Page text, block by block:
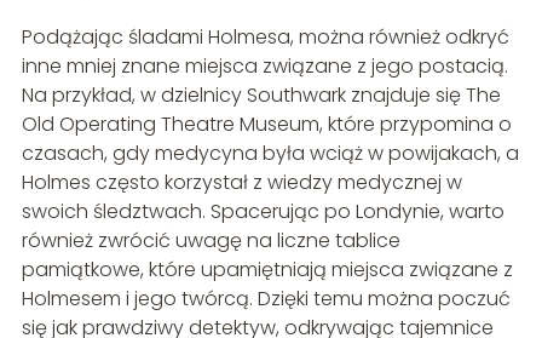
Podążając śladami Holmesa, można również odkryć
inne mniej znane miejsca związane z jego postacią.
Na przykład, w dzielnicy Southwark znajduje się The
Old Operating Theatre Museum, które przypomina o
czasach, gdy medycyna była wciąż w powijakach, a
Holmes często korzystał z wiedzy medycznej w
swoich śledztwach. Spacerując po Londynie, warto
również zwrócić uwagę na liczne tablice
pamiątkowe, które upamiętniają miejsca związane z
Holmesem i jego twórcą. Dzięki temu można poczuć
się jak prawdziwy detektyw, odkrywając tajemnice